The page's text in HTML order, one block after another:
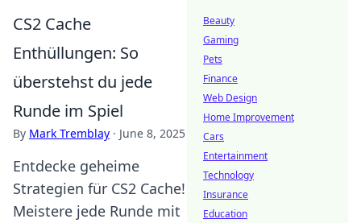
CS2 Cache
Enthüllungen: So
überstehst du jede
Runde im Spiel
By Mark Tremblay · June 8, 2025
Entdecke geheime
Strategien für CS2 Cache!
Meistere jede Runde mit
Beauty
Gaming
Pets
Finance
Web Design
Home Improvement
Cars
Entertainment
Technology
Insurance
Education